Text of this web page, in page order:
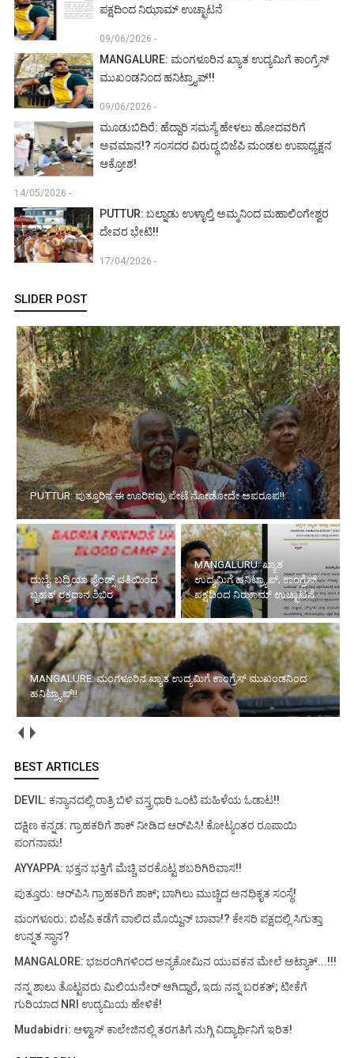
ಪಕ್ಷದಿಂದ ನಿಝಾಮ್ ಉಚ್ಛಾಟನೆ
09/06/2026 -
MANGALURE: ಮಂಗಳೂರಿನ ಖ್ಯಾತ ಉದ್ಯಮಿಗೆ ಕಾಂಗ್ರೆಸ್
ಮುಖಂಡನಿಂದ ಹನಿಟ್ರ್ಯಾಪ್!!
09/06/2026 -
ಮೂಡುಬಿದಿರೆ: ಹೆದ್ದಾರಿ ಸಮಸ್ಯೆ ಹೇಳಲು ಹೋದವರಿಗೆ
ಅವಮಾನ!? ಸಂಸದರ ವಿರುದ್ಧ ಬಿಜೆಪಿ ಮಂಡಲ ಉಪಾಧ್ಯಕ್ಷನ
ಆಕ್ರೋಶ!
14/05/2026 -
PUTTUR: ಬಲ್ನಾಡು ಉಳ್ಳಾಲ್ತಿ ಅಮ್ಮನಿಂದ ಮಹಾಲಿಂಗೇಶ್ವರ
ದೇವರ ಭೇಟಿ!!
17/04/2026 -
SLIDER POST
PUTTUR: ಪುತ್ತೂರಿನ ಈ ಊರಿನವ್ರು ಪೇಟೆ ನೋಡೋದೇ ಅಪರೂಪ!!
ದುಬೈ: ಬದ್ರಿಯಾ ಫ್ರೆಂಡ್ಸ್ ವತಿಯಿಂದ
ಬೃಹತ್ ರಕ್ತದಾನ ಶಿಬಿರ
MANGALURU: ಖ್ಯಾತ
ಉದ್ಯಮಿಗೆ ಹನಿಟ್ರ್ಯಾಪ್; ಕಾಂಗ್ರೆಸ್
ಪಕ್ಷದಿಂದ ನಿಝಾಮ್ ಉಚ್ಛಾಟನೆ
MANGALURE: ಮಂಗಳೂರಿನ ಖ್ಯಾತ ಉದ್ಯಮಿಗೆ ಕಾಂಗ್ರೆಸ್ ಮುಖಂಡನಿಂದ
ಹನಿಟ್ರ್ಯಾಪ್!!
BEST ARTICLES
DEVIL: ಕನ್ಯಾನದಲ್ಲಿ ರಾತ್ರಿ ಬಿಳಿ ವಸ್ತ್ರಧಾರಿ ಒಂಟಿ ಮಹಿಳೆಯ ಓಡಾಟ!!
ದಕ್ಷಿಣ ಕನ್ನಡ: ಗ್ರಾಹಕರಿಗೆ ಶಾಕ್ ನೀಡಿದ ಆರ್‌ಪಿಸಿ! ಕೋಟ್ಯಂತರ ರೂಪಾಯಿ
ಪಂಗನಾಮ!
AYYAPPA: ಭಕ್ತನ ಭಕ್ತಿಗೆ ಮೆಚ್ಚಿ ವರಕೊಟ್ಟ ಶಬರಿಗಿರಿವಾಸ!!
ಪುತ್ತೂರು: ಆರ್‌ಪಿಸಿ ಗ್ರಾಹಕರಿಗೆ ಶಾಕ್; ಬಾಗಿಲು ಮುಚ್ಚಿದ ಅನಧಿಕೃತ ಸಂಸ್ಥೆ!
ಮಂಗಳೂರು: ಬಿಜೆಪಿ ಕಡೆಗೆ ವಾಲಿದ ಮೊಯ್ದಿನ್ ಬಾವಾ!? ಕೇಸರಿ ಪಕ್ಷದಲ್ಲಿ ಸಿಗುತ್ತಾ
ಉನ್ನತ ಸ್ಥಾನ?
MANGALORE: ಭಜರಂಗಿಗಳಿಂದ ಅನ್ಯಕೋಮಿನ ಯುವಕನ ಮೇಲೆ ಅಟ್ಯಾಕ್...!!!
ನನ್ನ ಶಾಲು ತೊಟ್ಟವರು ಮಿಲಿಯನೇರ್ ಆಗಿದ್ದಾರೆ, ಇದು ನನ್ನ ಬರಕತ್; ಟೀಕೆಗೆ
ಗುರಿಯಾದ NRI ಉದ್ಯಮಿಯ ಹೇಳಿಕೆ!
Mudabidri: ಆಳ್ವಾಸ್ ಕಾಲೇಜಿನಲ್ಲಿ ತರಗತಿಗೆ ನುಗ್ಗಿ ವಿದ್ಯಾರ್ಥಿನಿಗೆ ಇರಿತ!